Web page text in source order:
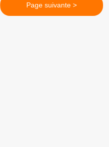
Page suivante >